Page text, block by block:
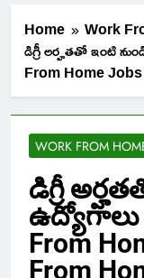
Home
Work
డిగ్రీ అర్హతతో ఇంటి
From Home
WORK FROM
డిగ్రీ
ఉద్యోగాలు
From
From